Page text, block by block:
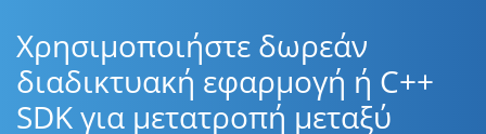
Χρησιμοποιήστε δωρεάν
διαδικτυακή εφαρμογή ή C++
SDK για μετατροπή μεταξύ